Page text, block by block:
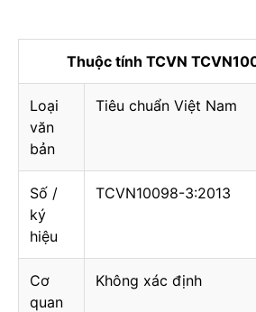
Thuộc tính TCVN
Loại
văn
bản
Tiêu chuẩn Việt Nam
Số /
ký
hiệu
TCVN10098-3:2013
Cơ
quan
Không xác định